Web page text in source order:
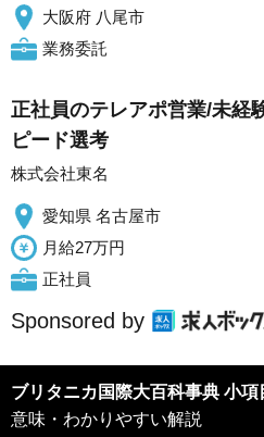
大阪府 八尾市
業務委託
正社員のテレアポ営業/未経
ピード選考
株式会社東名
愛知県 名古屋市
月給27万円
正社員
Sponsored by
ブリタニカ国際大百科事典 小項
意味・わかりやすい解説